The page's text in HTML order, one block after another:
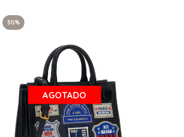
50%
AGOTADO